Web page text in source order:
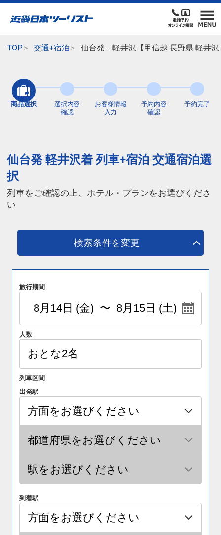
TOP 交通+宿泊 仙台発→軽井沢【甲信越 長野県 軽井
商品選択
選択内容
確認
お客様情報
入力
予約内容
確認
予約完了
仙台発 軽井沢着 列車+宿泊 交通宿泊選
択
列車をご確認の上、ホテル・プランをお選びくださ
い
検索条件を変更
旅行期間
人数
列車区間
出発駅
到着駅